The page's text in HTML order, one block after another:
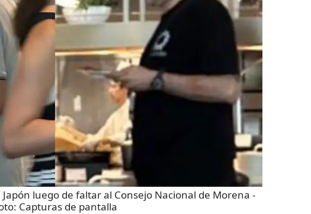
luego de faltar al Consejo Nacional de Morena -
Capturas de pantalla